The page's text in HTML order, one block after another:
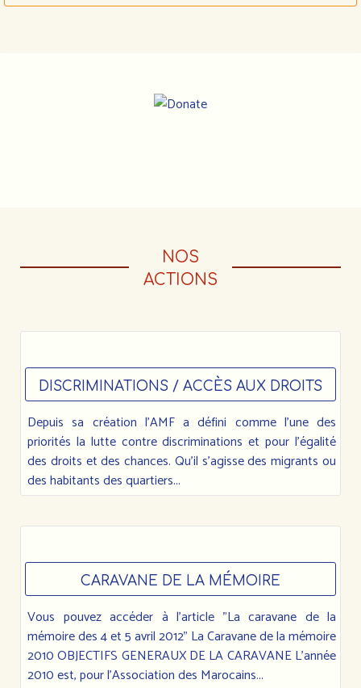
Association
France
11
Rue
Édouard
Vaillant
93
200
Denis
NOS
ACTIONS
DISCRIMINATIONS / ACCÈS AUX DROITS
Depuis sa création l'AMF a défini comme l’une des
priorités la lutte contre discriminations et pour l'égalité
des droits et des chances. Qu'il s'agisse des migrants ou
des habitants des quartiers...
CARAVANE DE LA MÉMOIRE
Vous pouvez accéder à l'article "La caravane de la
mémoire des 4 et 5 avril 2012" La Caravane de la mémoire
2010 OBJECTIFS GENERAUX DE LA CARAVANE L’année
2010 est, pour l’Association des Marocains...